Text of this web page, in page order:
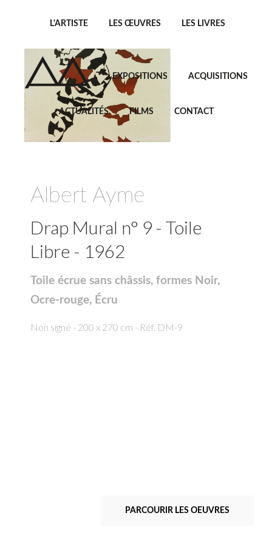
L'ARTISTE LES ŒUVRES LES LIVRES
EXPOSITIONS ACQUISITIONS
ACTUALITÉS FILMS CONTACT
Albert Ayme
Drap Mural n° 9 - Toile
Libre - 1962
Toile écrue sans châssis, formes Noir,
Ocre-rouge, Écru
Non signé - 200 x 270 cm - Réf. DM-9
PARCOURIR LES OEUVRES